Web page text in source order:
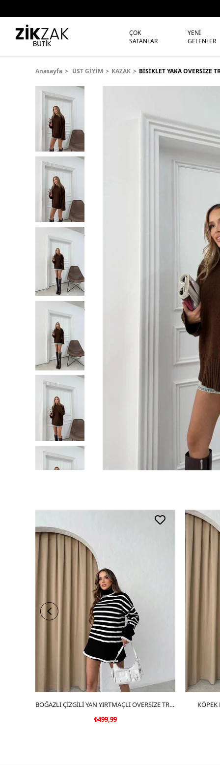
ÇOK
SATANLAR
YENİ
GELENLER
Anasayfa ÜST GİYİM KAZAK BİSİKLET YAKA OVERSİZE
SEPETE EKLE
BOĞAZLI ÇİZGİLİ YAN YIRTMAÇLI OVERSİZE TRİKO KAZAK SİYAH
₺499,99
KÖPEK